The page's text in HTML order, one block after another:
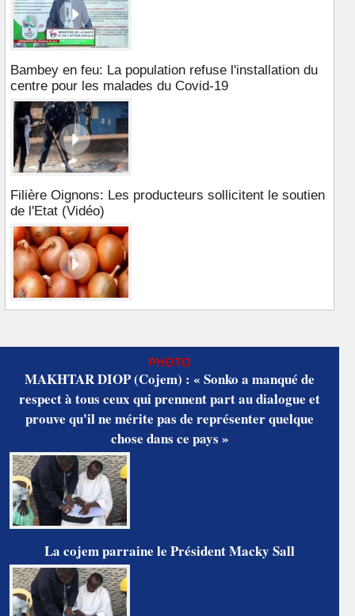
Bambey en feu: La population refuse l'installation du
centre pour les malades du Covid-19
Filière Oignons: Les producteurs sollicitent le soutien
de l'Etat (Vidéo)
PHOTO
MAKHTAR DIOP (Cojem) : « Sonko a manqué de
respect à tous ceux qui prennent part au dialogue et
prouve qu'il ne mérite pas de représenter quelque
chose dans ce pays »
La cojem parraine le Président Macky Sall